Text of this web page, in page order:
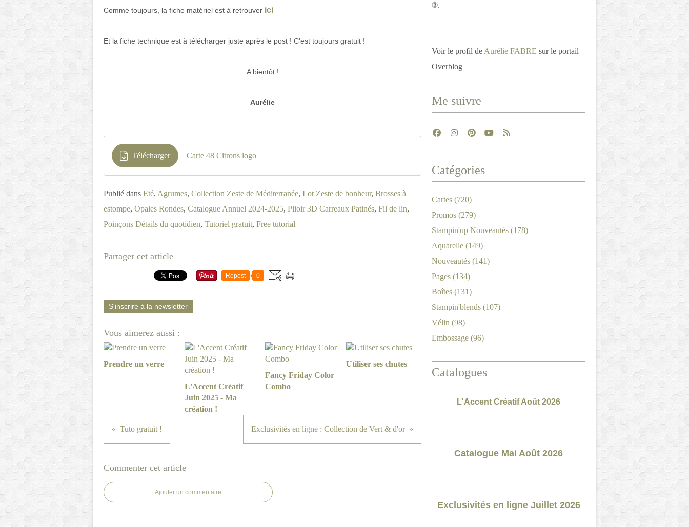
Comme toujours, la fiche matériel est à retrouver ici
Et la fiche technique est à télécharger juste après le post ! C'est toujours gratuit !
A bientôt !
Aurélie
Télécharger Carte 48 Citrons logo
Publié dans Eté, Agrumes, Collection Zeste de Méditerranée, Lot Zeste de bonheur, Brosses à
estompe, Opales Rondes, Catalogue Annuel 2024-2025, Plioir 3D Carreaux Patinés, Fil de lin,
Poinçons Détails du quotidien, Tutoriel gratuit, Free tutorial
Partager cet article
Repost 0
S'inscrire à la newsletter
Vous aimerez aussi :
Prendre un verre
L'Accent Créatif
Juin 2025 - Ma
création !
Fancy Friday Color
Combo
Utiliser ses chutes
Tuto gratuit ! Exclusivités en ligne : Collection de Vert & d'or
Commenter cet article
Ajouter un commentaire
®.
Voir le profil de Aurélie FABRE sur le portail
Overblog
Me suivre
Catégories
Cartes (720)
Promos (279)
Stampin'up Nouveautés (178)
Aquarelle (149)
Nouveautés (141)
Pages (134)
Boîtes (131)
Stampin'blends (107)
Vélin (98)
Embossage (96)
Catalogues
L'Accent Créatif Août 2026
Catalogue Mai Août 2026
Exclusivités en ligne Juillet 2026